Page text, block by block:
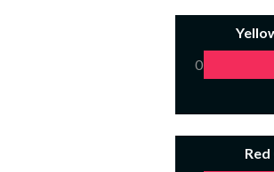
0